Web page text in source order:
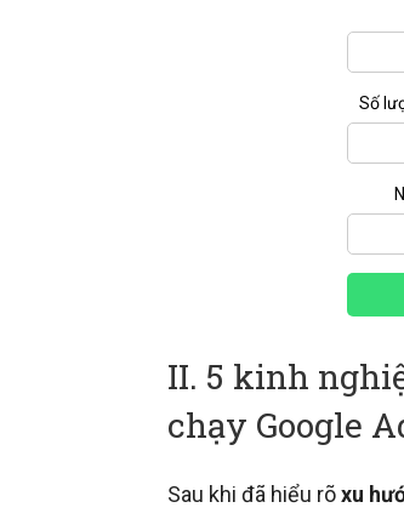
Số
II. 5 kinh
chạy Google
Sau khi đã hiểu rõxu